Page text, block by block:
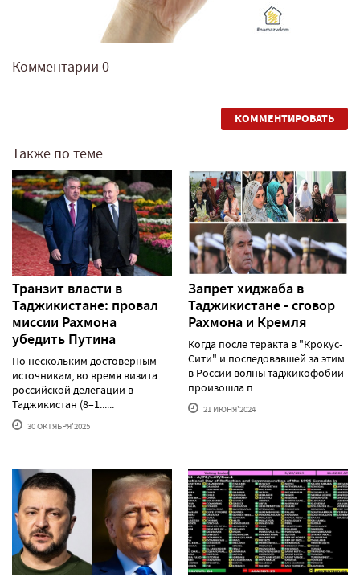
Комментарии 0
КОММЕНТИРОВАТЬ
Также по теме
Транзит власти в
Таджикистане: провал
миссии Рахмона
убедить Путина
По нескольким достоверным
источникам, во время визита
российской делегации в
Таджикистан (8–1......
30 ОКТЯБРЯ'2025
Запрет хиджаба в
Таджикистане - сговор
Рахмона и Кремля
Когда после теракта в "Крокус-
Сити" и последовавшей за этим
в России волны таджикофобии
произошла п......
21 ИЮНЯ'2024